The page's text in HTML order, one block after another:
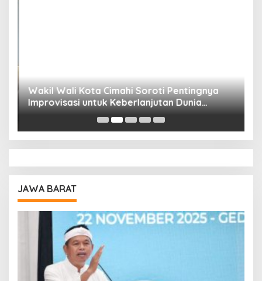
Wakil Wali Kota Cimahi Soroti Pentingnya
Improvisasi untuk Keberlanjutan Dunia
Pendidikan
JAWA BARAT